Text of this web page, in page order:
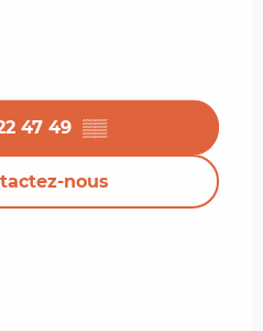
47 49 ▒▒
nous